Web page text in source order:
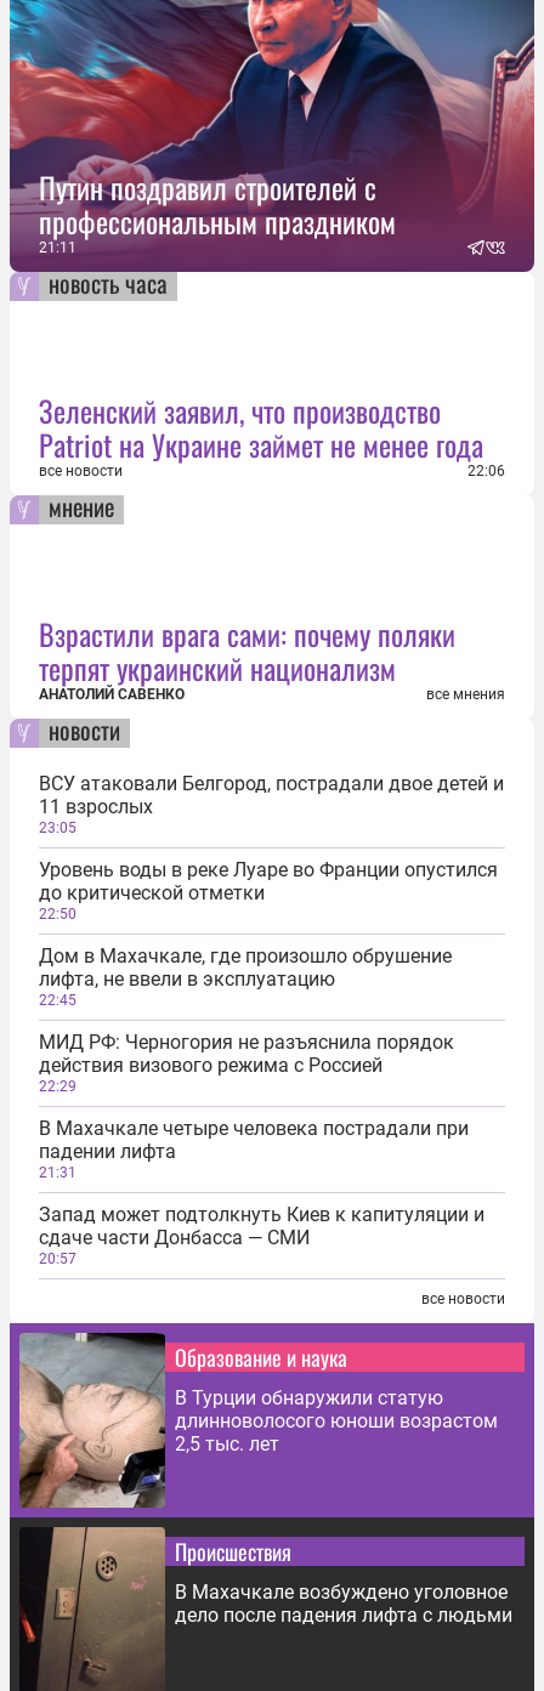
Путин поздравил строителей с
профессиональным праздником
21:11
новость часа
Зеленский заявил, что производство
Patriot на Украине займет не менее года
все новости 22:06
мнение
Взрастили врага сами: почему поляки
терпят украинский национализм
АНАТОЛИЙ САВЕНКО все мнения
новости
ВСУ атаковали Белгород, пострадали двое детей и
11 взрослых
23:05
Уровень воды в реке Луаре во Франции опустился
до критической отметки
22:50
Дом в Махачкале, где произошло обрушение
лифта, не ввели в эксплуатацию
22:45
МИД РФ: Черногория не разъяснила порядок
действия визового режима с Россией
22:29
В Махачкале четыре человека пострадали при
падении лифта
21:31
Запад может подтолкнуть Киев к капитуляции и
сдаче части Донбасса — СМИ
20:57
все новости
Образование и наука
В Турции обнаружили статую
длинноволосого юноши возрастом
2,5 тыс. лет
Происшествия
В Махачкале возбуждено уголовное
дело после падения лифта с людьми